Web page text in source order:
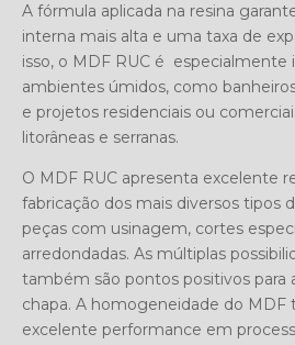
A fórmula aplicada na resina
interna mais alta e uma taxa de
isso, o MDF RUC é especialmente
ambientes úmidos, como
e projetos residenciais ou
litorâneas e serranas.
O MDF RUC apresenta excelente
fabricação dos mais diversos tipos
peças com usinagem, cortes
arredondadas. As múltiplas
também são pontos positivos para
chapa. A homogeneidade do
excelente performance em